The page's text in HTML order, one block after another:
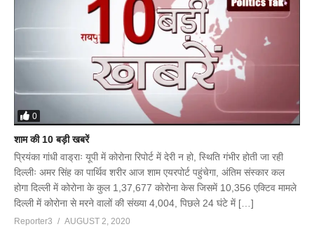
0
शाम की 10 बड़ी खबरें
प्रियंका गांधी वाड्राः यूपी में कोरोना रिपोर्ट में देरी न हो, स्थिति गंभीर होती जा रही
दिल्लीः अमर सिंह का पार्थिव शरीर आज शाम एयरपोर्ट पहुंचेगा, अंतिम संस्कार कल
होगा दिल्ली में कोरोना के कुल 1,37,677 कोरोना केस जिसमें 10,356 एक्टिव मामले
दिल्ली में कोरोना से मरने वालों की संख्या 4,004, पिछले 24 घंटे में […]
Reporter3
AUGUST 2, 2020